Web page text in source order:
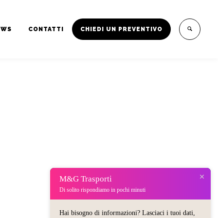
CONTATTI CHIEDI UN PREVENTIVO
M&G Trasporti
Di solito rispondiamo in pochi minuti
Hai bisogno di informazioni? Lasciaci i tuoi dati,